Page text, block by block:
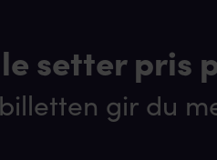
setter pris
gir du